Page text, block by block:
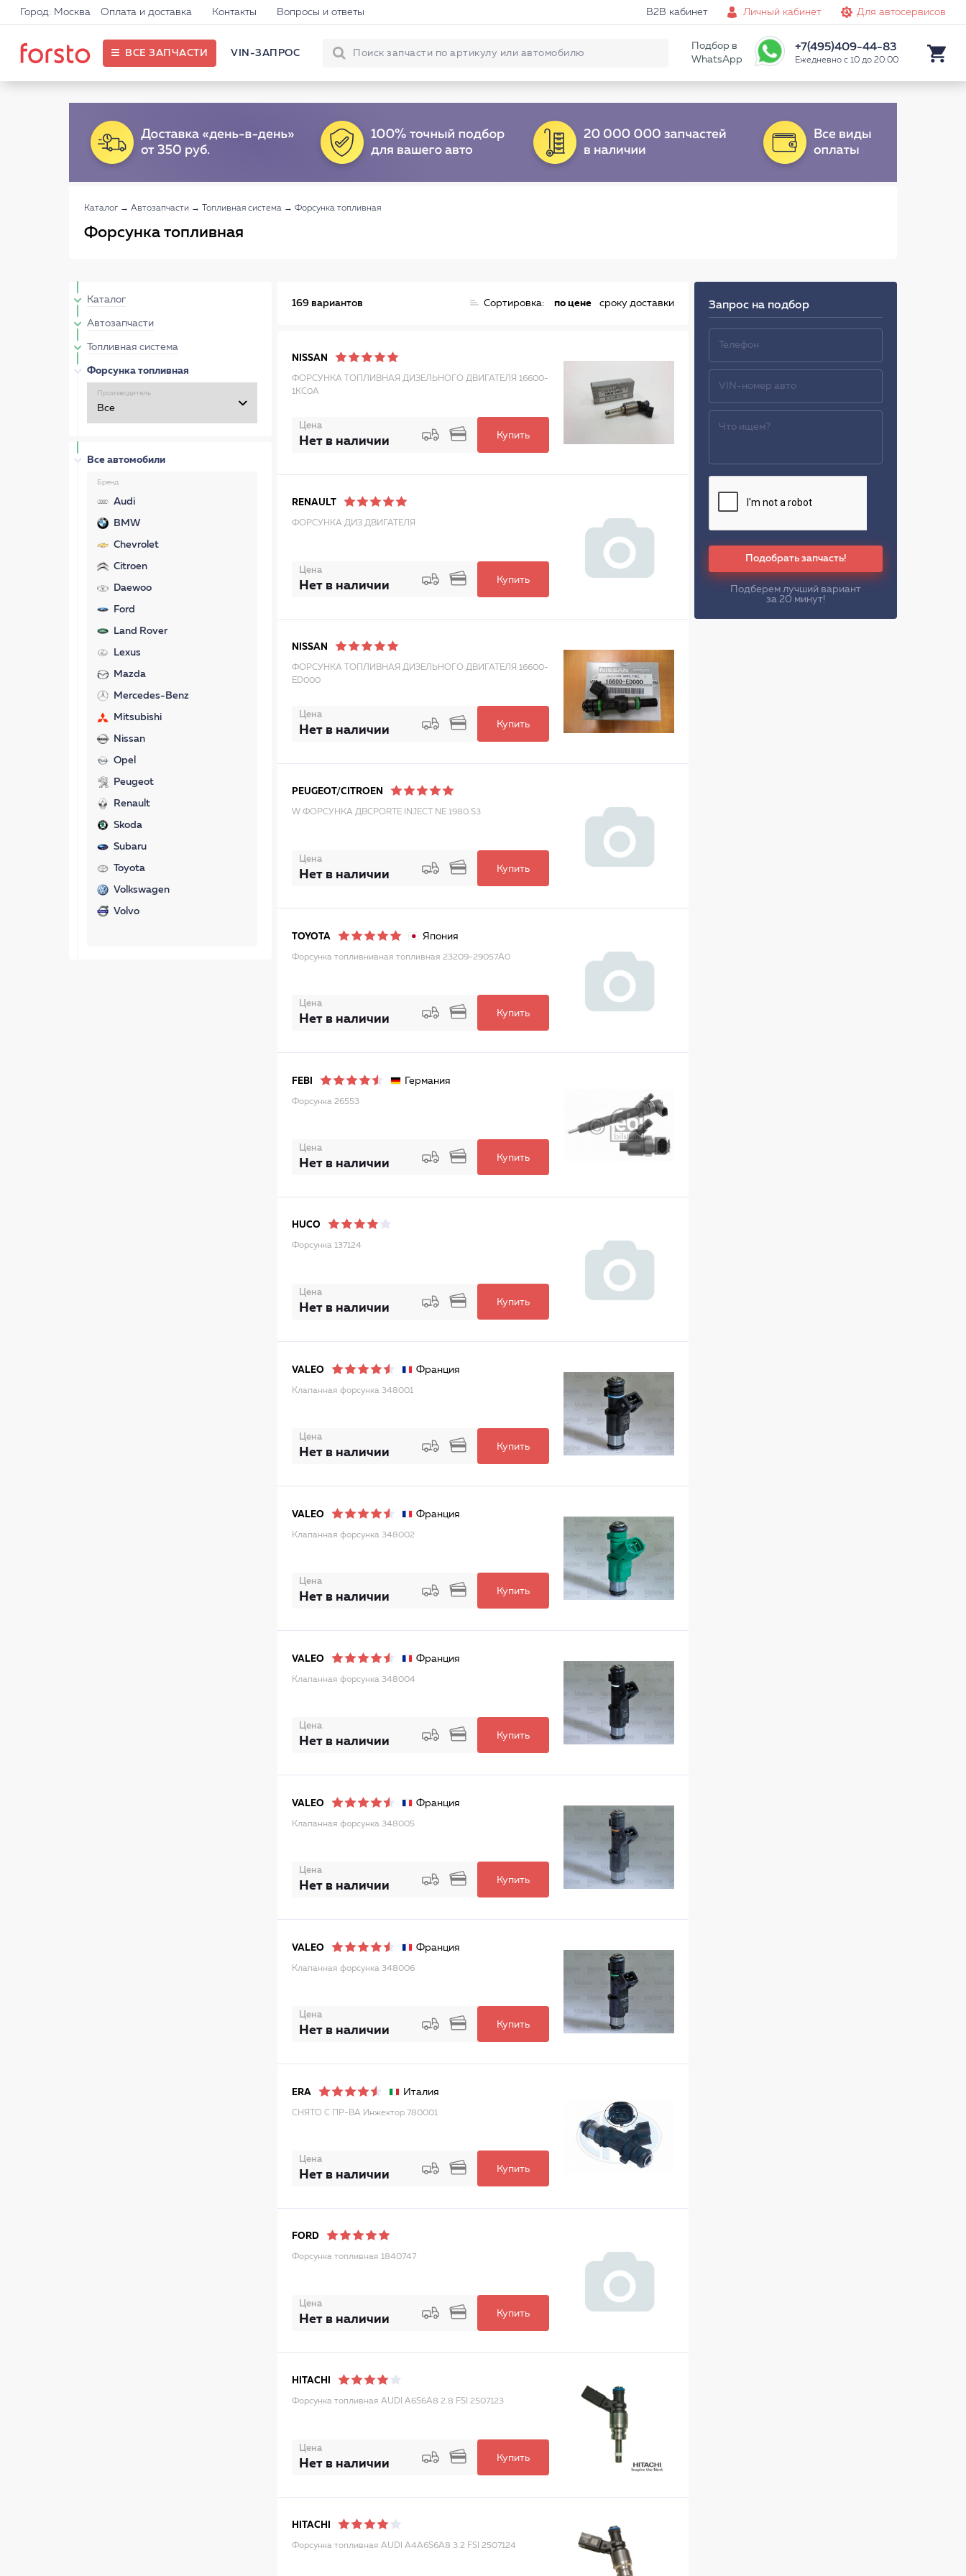
Город: Москва Оплата и доставка Контакты Вопросы и ответы B2B кабинет Личный кабинет Для автосервисов
ВСЕ ЗАПЧАСТИ VIN-ЗАПРОС
Подбор в
WhatsApp
+7(495)409-44-83
Ежедневно с 10 до 20:00
Каталог → Автозапчасти → Топливная система → Форсунка топливная
Форсунка топливная
Каталог
Автозапчасти
Топливная система
Форсунка топливная
Производитель
Все автомобили
Бренд
Audi
BMW
Chevrolet
Citroen
Daewoo
Ford
Land Rover
Lexus
Mazda
Mercedes-Benz
Mitsubishi
Nissan
Opel
Peugeot
Renault
Skoda
Subaru
Toyota
Volkswagen
Volvo
169 вариантов Сортировка: по цене сроку доставки
NISSAN
ФОРСУНКА ТОПЛИВНАЯ ДИЗЕЛЬНОГО ДВИГАТЕЛЯ 16600-
1KC0A
Цена
Нет в наличии Купить
RENAULT
ФОРСУНКА ДИЗ ДВИГАТЕЛЯ
Цена
Нет в наличии Купить
NISSAN
ФОРСУНКА ТОПЛИВНАЯ ДИЗЕЛЬНОГО ДВИГАТЕЛЯ 16600-
ED000
Цена
Нет в наличии Купить
PEUGEOT/CITROEN
W ФОРСУНКА ДВСPORTE INJECT NE 1980.S3
Цена
Нет в наличии Купить
TOYOTA Япония
Форсунка топливнивная топливная 23209-29057A0
Цена
Нет в наличии Купить
FEBI Германия
Форсунка 26553
Цена
Нет в наличии Купить
HUCO
Форсунка 137124
Цена
Нет в наличии Купить
VALEO Франция
Клапанная форсунка 348001
Цена
Нет в наличии Купить
VALEO Франция
Клапанная форсунка 348002
Цена
Нет в наличии Купить
VALEO Франция
Клапанная форсунка 348004
Цена
Нет в наличии Купить
VALEO Франция
Клапанная форсунка 348005
Цена
Нет в наличии Купить
VALEO Франция
Клапанная форсунка 348006
Цена
Нет в наличии Купить
ERA Италия
СНЯТО С ПР-ВА Инжектор 780001
Цена
Нет в наличии Купить
FORD
Форсунка топливная 1840747
Цена
Нет в наличии Купить
HITACHI
Форсунка топливная AUDI A6S6A8 2.8 FSI 2507123
Цена
Нет в наличии Купить
HITACHI
Форсунка топливная AUDI A4A6S6A8 3.2 FSI 2507124
Запрос на подбор
Подобрать запчасть!
Подберем лучший вариант
за 20 минут!